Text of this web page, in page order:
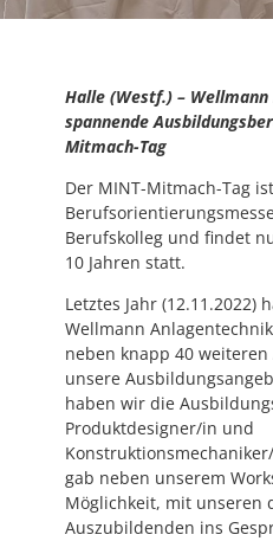
Halle (Westf.) –
spannende
Mitmach-Tag
Der MINT-Mitmach-Tag
Berufskolleg und findet
10 Jahren statt.
Letztes Jahr (12.11.2022)
Wellmann
neben knapp 40
unsere
haben wir die
Produktdesigner/in und
gab neben unserem
Möglichkeit, mit unseren
Auszubildenden ins